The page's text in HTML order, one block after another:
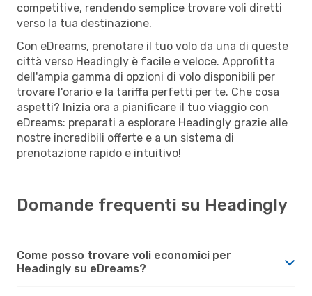
competitive, rendendo semplice trovare voli diretti
verso la tua destinazione.
Con eDreams, prenotare il tuo volo da una di queste
città verso Headingly è facile e veloce. Approfitta
dell'ampia gamma di opzioni di volo disponibili per
trovare l'orario e la tariffa perfetti per te. Che cosa
aspetti? Inizia ora a pianificare il tuo viaggio con
eDreams: preparati a esplorare Headingly grazie alle
nostre incredibili offerte e a un sistema di
prenotazione rapido e intuitivo!
Domande frequenti su Headingly
Come posso trovare voli economici per
Headingly su eDreams?